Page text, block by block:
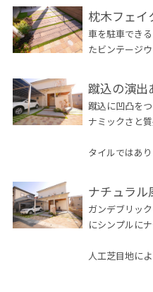
枕木フェイ
車を駐車でき
たビンテージ
蹴込の演出
蹴込に凹凸を
ナミックさと質
タイルではあ
ナチュラル
ガンデブリッ
にシンプルに
人工芝目地に